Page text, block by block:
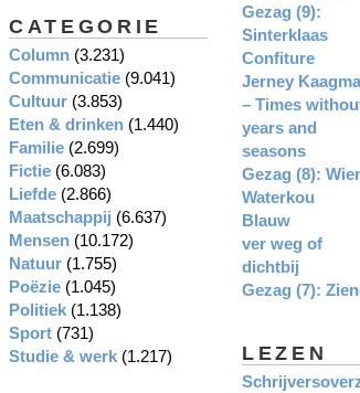
Gezag (9):
Sinterklaas
Confiture
Jerney
– Times
years and
seasons
Gezag (8):
Waterkou
Blauw
ver weg of
dichtbij
Gezag (7):
LEZEN
CATEGORIE
Column (3.231)
Communicatie (9.041)
Cultuur (3.853)
Eten & drinken (1.440)
Familie (2.699)
Fictie (6.083)
Liefde (2.866)
Maatschappij (6.637)
Mensen (10.172)
Natuur (1.755)
Poëzie (1.045)
Politiek (1.138)
Sport (731)
Studie & werk (1.217)